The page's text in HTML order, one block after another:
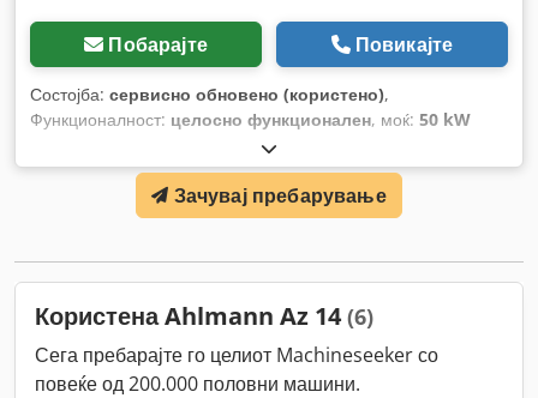
Побарајте Повикајте
Состојба: сервисно обновено (користено),
Функционалност: целосно функционален, моќ: 50 kW
, тип на гориво:
тежина:5.050 кг, големина на гумата:405/70 R 18,
запремнина на кофата:1 m³, Година на изградба:
работни часови:570 h, Опрема:UVV безбедносна
кабина, палетни виљушки, стандардна лопата,
Зачувај пребарување
Користена Ahlmann Az 14 (6)
Сега пребарајте го целиот Machineseeker со
повеќе од 200.000 половни машини.